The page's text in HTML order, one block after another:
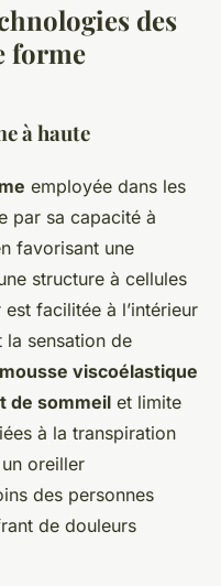
des
forme
à haute
employée dans les
par sa capacité à
favorisant une
structure à cellules
facilitée à l’intérieur
sensation de
mousse viscoélastique
de sommeil et limite
à la transpiration
oreiller
des personnes
de douleurs